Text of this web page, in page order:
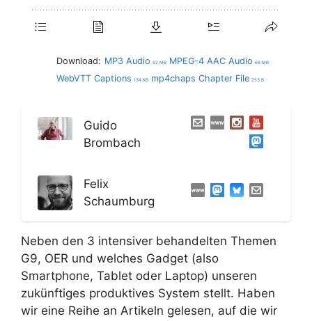
Download: MP3 Audio 92 MB MPEG-4 AAC Audio 68 MB
WebVTT Captions 134 KB mp4chaps Chapter File 253 B
Guido
Brombach
Felix
Schaumburg
Neben den 3 intensiver behandelten Themen
G9, OER und welches Gadget (also
Smartphone, Tablet oder Laptop) unseren
zukünftiges produktives System stellt. Haben
wir eine Reihe an Artikeln gelesen, auf die wir